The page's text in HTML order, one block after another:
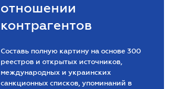
отношении
контрагентов
Составь полную картину на основе 300
реестров и открытых источников,
международных и украинских
санкционных списков, упоминаний в